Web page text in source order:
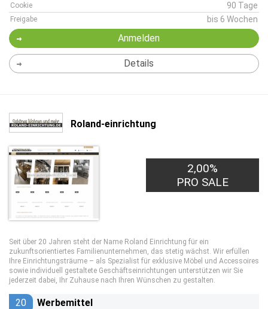
Cookie 90 Tage
Freigabe bis 6 Wochen
Anmelden
Details
Roland-einrichtung
2,00%
PRO SALE
Seit über 20 Jahren steht der Name Roland Einrichtung für ein
zukunftsorientiertes Familienunternehmen, das stetig wächst. Wir erfüllen
Ihre Einrichtungsträume – als Spezialist für exklusive Möbel und Accessoires
sowie individuell gestaltete Geschäftseinrichtungen unterstützen wir Sie
jederzeit dabei, Ihr Zuhause nach Ihren Wünschen zu gestalten.
20 Werbemittel